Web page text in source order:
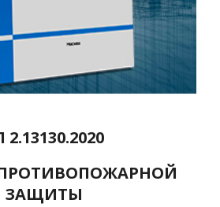
2.13130.2020
ЗАЩИТЫ